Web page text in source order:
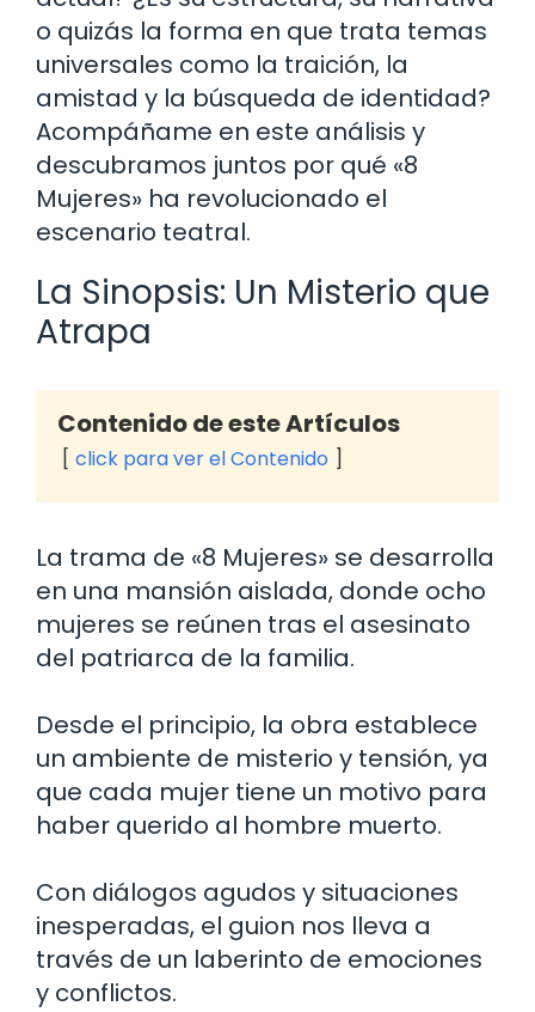
o quizás la forma en que trata temas
universales como la traición, la
amistad y la búsqueda de identidad?
Acompáñame en este análisis y
descubramos juntos por qué «8
Mujeres» ha revolucionado el
escenario teatral.
La Sinopsis: Un Misterio que
Atrapa
Contenido de este Artículos
click para ver el Contenido
La trama de «8 Mujeres» se desarrolla
en una mansión aislada, donde ocho
mujeres se reúnen tras el asesinato
del patriarca de la familia.
Desde el principio, la obra establece
un ambiente de misterio y tensión, ya
que cada mujer tiene un motivo para
haber querido al hombre muerto.
Con diálogos agudos y situaciones
inesperadas, el guion nos lleva a
través de un laberinto de emociones
y conflictos.